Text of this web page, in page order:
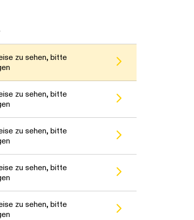
zu sehen, bitte
zu sehen, bitte
zu sehen, bitte
zu sehen, bitte
zu sehen, bitte